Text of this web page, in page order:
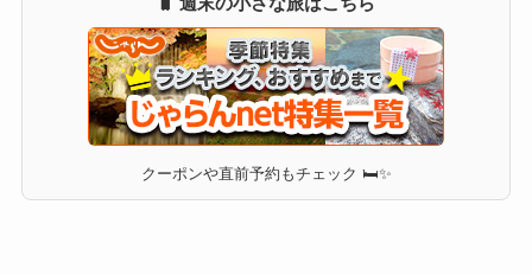
クーポンや直前予約もチェック 🛏✨